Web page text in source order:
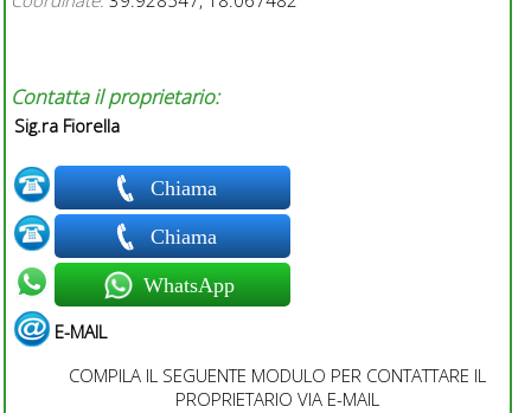
Contatta il proprietario:
Sig.ra Fiorella
Chiama
Chiama
WhatsApp
E-MAIL
COMPILA IL SEGUENTE MODULO PER CONTATTARE IL
PROPRIETARIO VIA E-MAIL